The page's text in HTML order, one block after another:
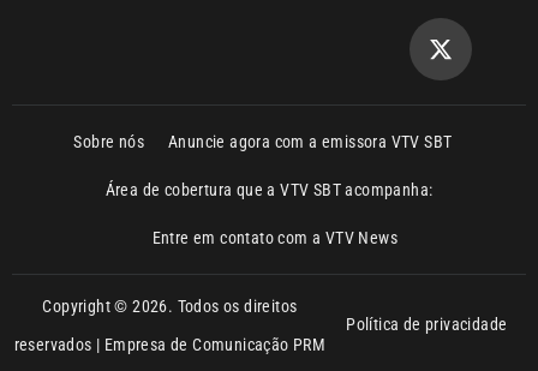
Sobre nós Anuncie agora com a emissora VTV SBT
Área de cobertura que a VTV SBT acompanha:
Entre em contato com a VTV News
Copyright © 2026. Todos os direitos
reservados | Empresa de Comunicação PRM
Política de privacidade